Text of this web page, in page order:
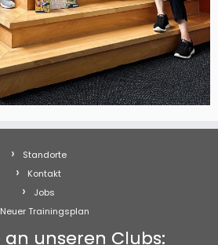
Standorte
Kontakt
Jobs
Neuer Trainingsplan
an unseren Clubs: